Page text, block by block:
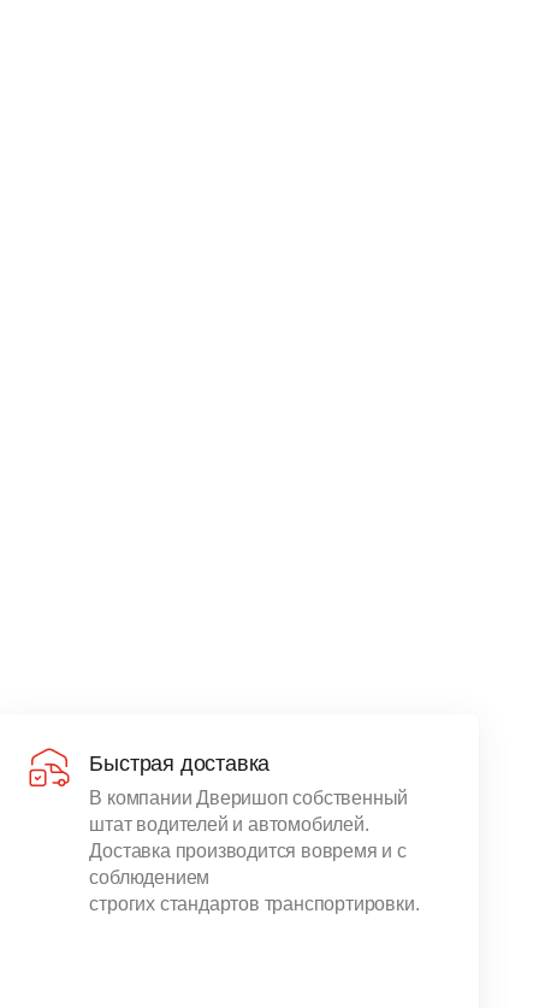
Быстрая доставка
В компании Дверишоп собственный
штат водителей и автомобилей.
Доставка производится вовремя и с
соблюдением
строгих стандартов транспортировки.